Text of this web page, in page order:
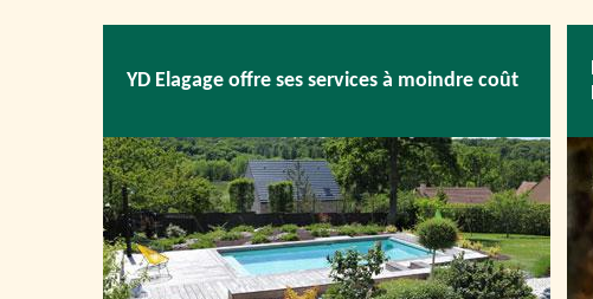
YD Elagage offre ses services à moindre coût